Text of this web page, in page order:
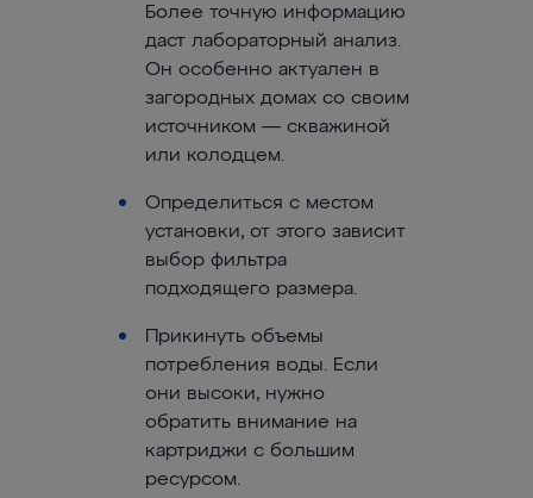
Более точную информацию
даст лабораторный анализ.
Он особенно актуален в
загородных домах со своим
источником — скважиной
или колодцем.
Определиться с местом
установки, от этого зависит
выбор фильтра
подходящего размера.
Прикинуть объемы
потребления воды. Если
они высоки, нужно
обратить внимание на
картриджи с большим
ресурсом.